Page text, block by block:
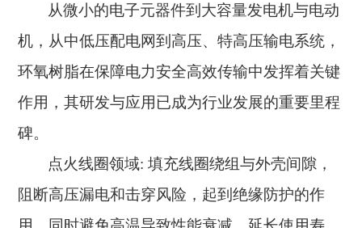
从微小的电子元器件到大容量发电机与电动
机，从中低压配电网到高压、特高压输电系统，
环氧树脂在保障电力安全高效传输中发挥着关键
作用，其研发与应用已成为行业发展的重要里程
碑。
点火线圈领域: 填充线圈绕组与外壳间隙，
阻断高压漏电和击穿风险，起到绝缘防护的作